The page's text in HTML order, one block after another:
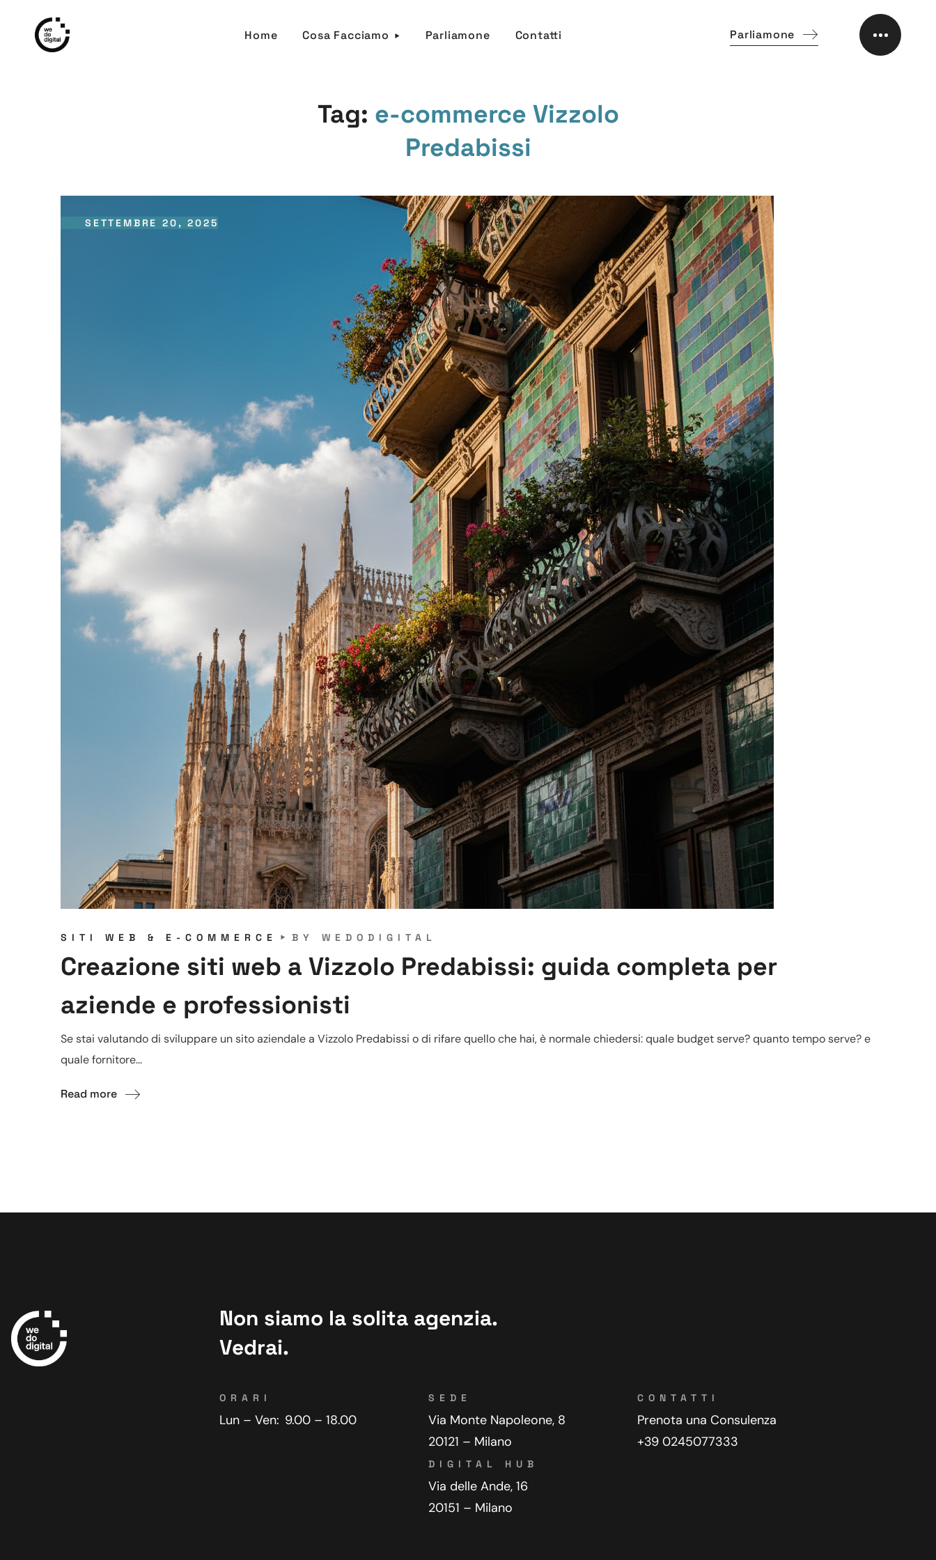
Home Cosa Facciamo Parliamone Contatti Parliamone
Tag: e-commerce Vizzolo
Predabissi
SETTEMBRE 20, 2025
SITI WEB & E-COMMERCE BY WEDODIGITAL
Creazione siti web a Vizzolo Predabissi: guida completa per
aziende e professionisti
Se stai valutando di sviluppare un sito aziendale a Vizzolo Predabissi o di rifare quello che hai, è normale chiedersi: quale budget serve? quanto tempo serve? e
quale fornitore...
Read more
Non siamo la solita agenzia.
Vedrai.
ORARI
Lun – Ven: 9.00 – 18.00
SEDE
Via Monte Napoleone, 8
20121 – Milano
DIGITAL HUB
Via delle Ande, 16
20151 – Milano
CONTATTI
Prenota una Consulenza
+39 0245077333